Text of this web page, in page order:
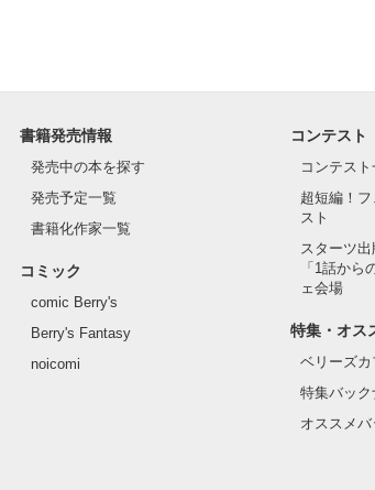
書籍発売情報
発売中の本を探す
発売予定一覧
書籍化作家一覧
コミック
comic Berry's
Berry's Fantasy
noicomi
コンテスト
コンテスト
超短編！
スト
スターツ
「1話から
ェ会場
特集・オス
ベリーズ
特集バック
オススメ